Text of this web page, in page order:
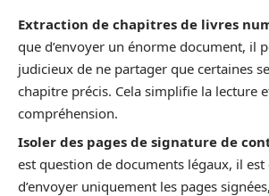
Extraction de chapitres de livres
que d’envoyer un énorme document, il
judicieux de ne partager que certaines
chapitre précis. Cela simplifie la lecture
compréhension.
Isoler des pages de signature de
est question de documents légaux, il est
d’envoyer uniquement les pages